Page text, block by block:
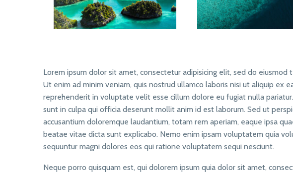
Lorem ipsum dolor sit amet, consectetur adipisicing elit, sed do
Ut enim ad minim veniam, quis nostrud ullamco laboris nisi ut aliquip ex
reprehenderit in voluptate velit esse cillum dolore eu fugiat nulla
sunt in culpa qui officia deserunt mollit anim id est laborum. Sed ut
accusantium doloremque laudantium, totam rem aperiam, eaque ipsa
beatae vitae dicta sunt explicabo. Nemo enim ipsam voluptatem quia
sequuntur magni dolores eos qui ratione voluptatem sequi nesciunt.
Neque porro quisquam est, qui dolorem ipsum quia dolor sit amet,